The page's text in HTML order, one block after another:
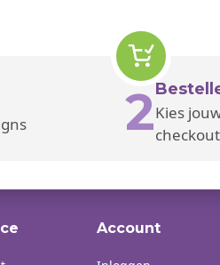
2Kies
checkout
Account